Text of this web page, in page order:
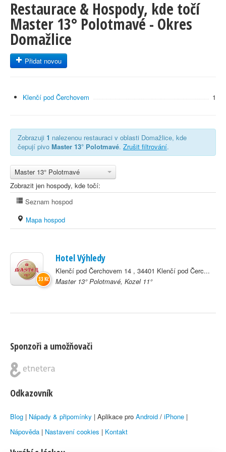
Restaurace & Hospody, kde točí
Master 13° Polotmavé - Okres
Domažlice
Přidat novou
Klenčí pod Čerchovem 1
Zobrazuji 1 nalezenou restauraci v oblasti Domažlice, kde
čepují pivo Master 13° Polotmavé. Zrušit filtrování.
Master 13° Polotmavé
Zobrazit jen hospody, kde točí:
Seznam hospod
Mapa hospod
Hotel Výhledy
Klenčí pod Čerchovem 14 , 34401 Klenčí pod Čerc...
Master 13° Polotmavé, Kozel 11°
33 Kč
Sponzoři a umožňovači
Odkazovník
Blog | Nápady & připomínky | Aplikace pro Android / iPhone |
Nápověda | Nastavení cookies | Kontakt